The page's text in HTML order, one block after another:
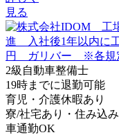
見る
2級自動車整備士
19時までに退勤可能
育児・介護休暇あり
寮/社宅あり・住み込み
車通勤OK